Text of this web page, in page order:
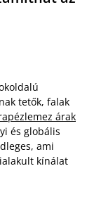
tetők, falak
árak
és globális
ami
kínálat